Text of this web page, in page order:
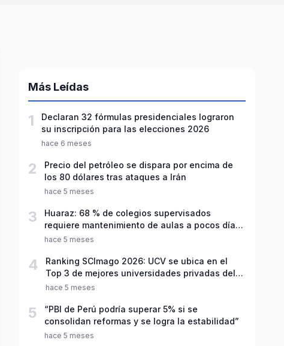
Más Leídas
1
Declaran 32 fórmulas presidenciales lograron
su inscripción para las elecciones 2026
hace 6 meses
2
Precio del petróleo se dispara por encima de
los 80 dólares tras ataques a Irán
hace 5 meses
3
Huaraz: 68 % de colegios supervisados
requiere mantenimiento de aulas a pocos días
de inicio del año escolar 2026
hace 5 meses
4
Ranking SCImago 2026: UCV se ubica en el
Top 3 de mejores universidades privadas del
Perú
hace 5 meses
5
“PBI de Perú podría superar 5% si se
consolidan reformas y se logra la estabilidad”
hace 5 meses